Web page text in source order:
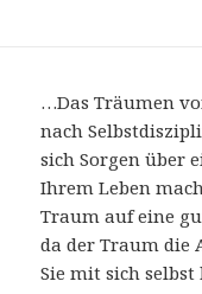
…Das Träumen
nach
sich Sorgen über
Ihrem Leben
Traum auf eine
da der Traum die
Sie mit sich